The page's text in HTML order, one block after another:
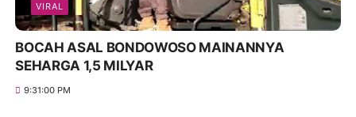
VIRAL
BOCAH ASAL BONDOWOSO MAINANNYA
SEHARGA 1,5 MILYAR
9:31:00 PM